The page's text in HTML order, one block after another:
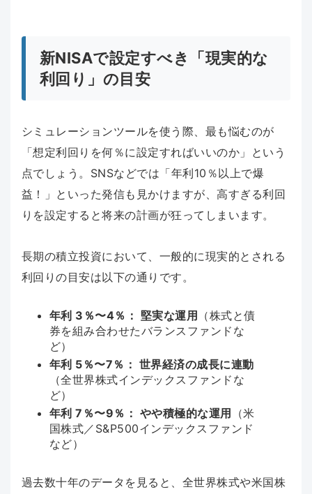
新NISAで設定すべき「現実的な
利回り」の目安
シミュレーションツールを使う際、最も悩むのが
「想定利回りを何％に設定すればいいのか」という
点でしょう。SNSなどでは「年利10％以上で爆
益！」といった発信も見かけますが、高すぎる利回
りを設定すると将来の計画が狂ってしまいます。
長期の積立投資において、一般的に現実的とされる
利回りの目安は以下の通りです。
年利 3％〜4％： 堅実な運用 （株式と債
券を組み合わせたバランスファンドな
ど）
年利 5％〜7％： 世界経済の成長に連動
（全世界株式インデックスファンドな
ど）
年利 7％〜9％： やや積極的な運用 （米
国株式／S&P500インデックスファンド
など）
過去数十年のデータを見ると、全世界株式や米国株